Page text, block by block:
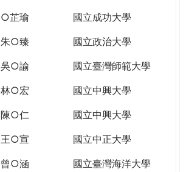
○芷瑜
國立成功大學
朱○臻
國立政治大學
吳○諭
國立臺灣師範大學
林○宏
國立中興大學
陳○仁
國立中興大學
王○宣
國立中正大學
曾○涵
國立臺灣海洋大學